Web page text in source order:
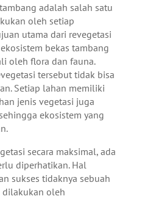
adalah salah satu
oleh setiap
utama dari revegetasi
bekas tambang
oleh flora dan fauna.
tersebut tidak bisa
Setiap lahan memiliki
jenis vegetasi juga
ekosistem yang
secara maksimal, ada
diperhatikan. Hal
sukses tidaknya sebuah
dilakukan oleh